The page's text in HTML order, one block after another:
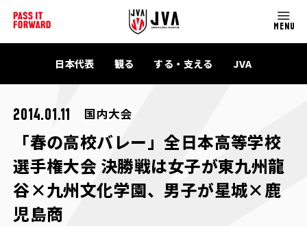
MENU
日本代表 観る する・支える JVA
2014.01.11 国内大会
「春の高校バレー」全日本高等学校
選手権大会 決勝戦は女子が東九州龍
谷×九州文化学園、男子が星城×鹿
児島商